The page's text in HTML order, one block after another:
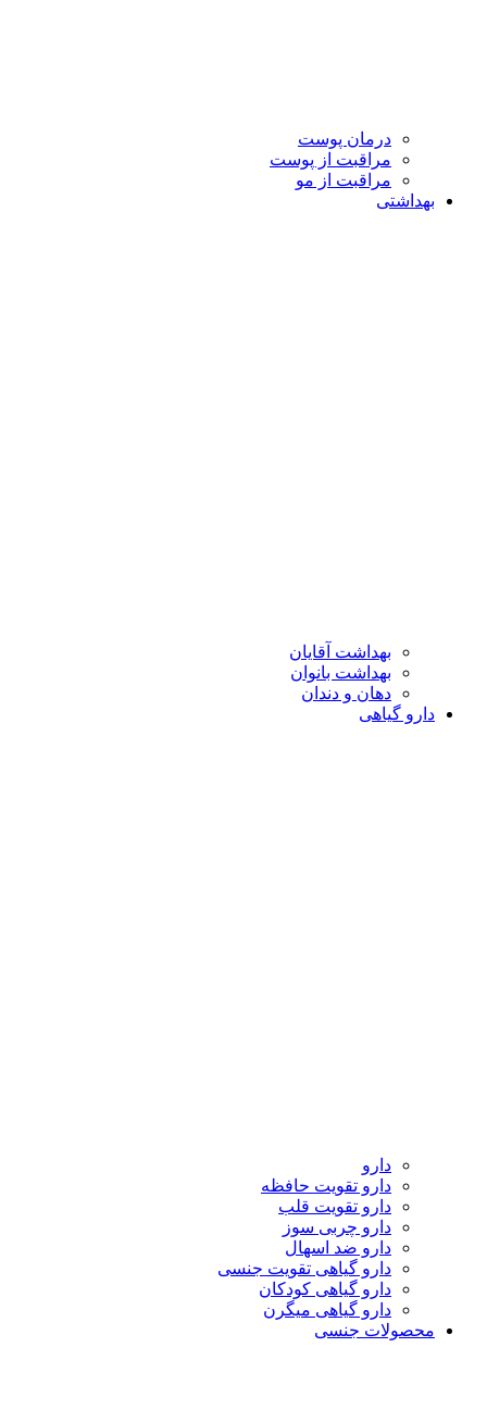
درمان پوست
مراقبت از پوست
مراقبت از مو
بهداشتی
بهداشت آقایان
بهداشت بانوان
دهان و دندان
دارو گیاهی
دارو
دارو تقویت حافظه
دارو تقویت قلب
دارو چربی سوز
دارو ضد اسهال
دارو گیاهی تقویت جنسی
دارو گیاهی کودکان
دارو گیاهی میگرن
محصولات جنسی